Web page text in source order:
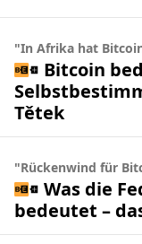
"In Afrika hat
Bitcoin
Tětek
"Rückenwind für
Was die
bedeutet –